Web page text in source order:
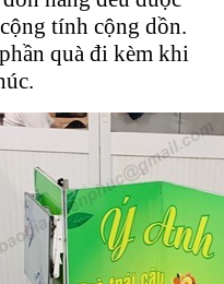
tính cộng dồn.
quà đi kèm khi